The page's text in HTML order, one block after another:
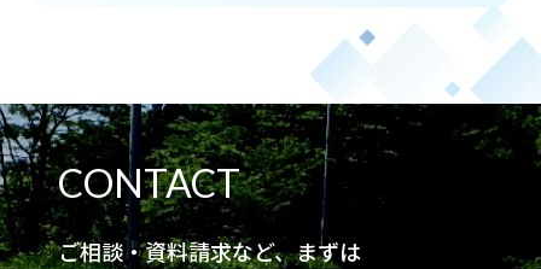
CONTACT
ご相談・資料請求など、まずは